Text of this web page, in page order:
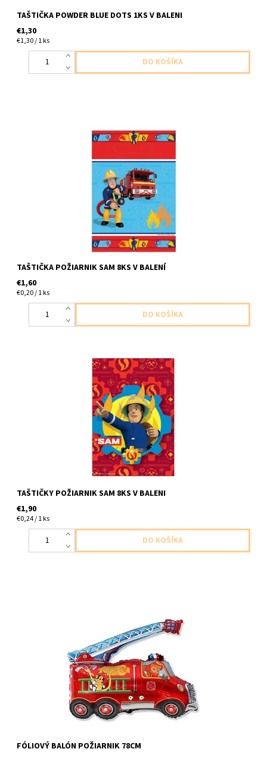
TAŠTIČKA POWDER BLUE DOTS 1KS V BALENI
€1,30
€1,30 / 1 ks
plastova tasticka poziarnik sam 8ks v balení
TAŠTIČKA POŽIARNIK SAM 8KS V BALENÍ
€1,60
€0,20 / 1 ks
plastové taštičky poziamarnik sam na drobnosti 8ks v balení
TAŠTIČKY POŽIARNIK SAM 8KS V BALENI
€1,90
€0,24 / 1 ks
foliovy balon v tvare hasickeho auta 1ks v baleni velkost 78x78cm
FÓLIOVÝ BALÓN POŽIARNIK 78CM